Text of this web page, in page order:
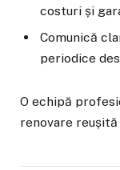
costuri și
Comunică
periodice
O echipă
renovare